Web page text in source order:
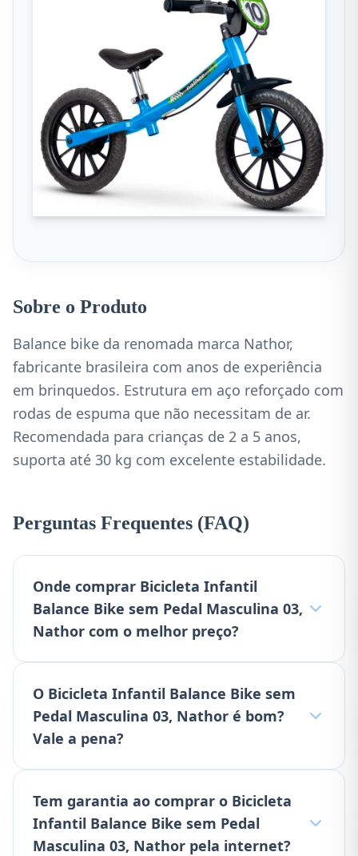
Sobre o Produto
Balance bike da renomada marca Nathor,
fabricante brasileira com anos de experiência
em brinquedos. Estrutura em aço reforçado com
rodas de espuma que não necessitam de ar.
Recomendada para crianças de 2 a 5 anos,
suporta até 30 kg com excelente estabilidade.
Perguntas Frequentes (FAQ)
Onde comprar Bicicleta Infantil
Balance Bike sem Pedal Masculina 03,
Nathor com o melhor preço?
O Bicicleta Infantil Balance Bike sem
Pedal Masculina 03, Nathor é bom?
Vale a pena?
Tem garantia ao comprar o Bicicleta
Infantil Balance Bike sem Pedal
Masculina 03, Nathor pela internet?